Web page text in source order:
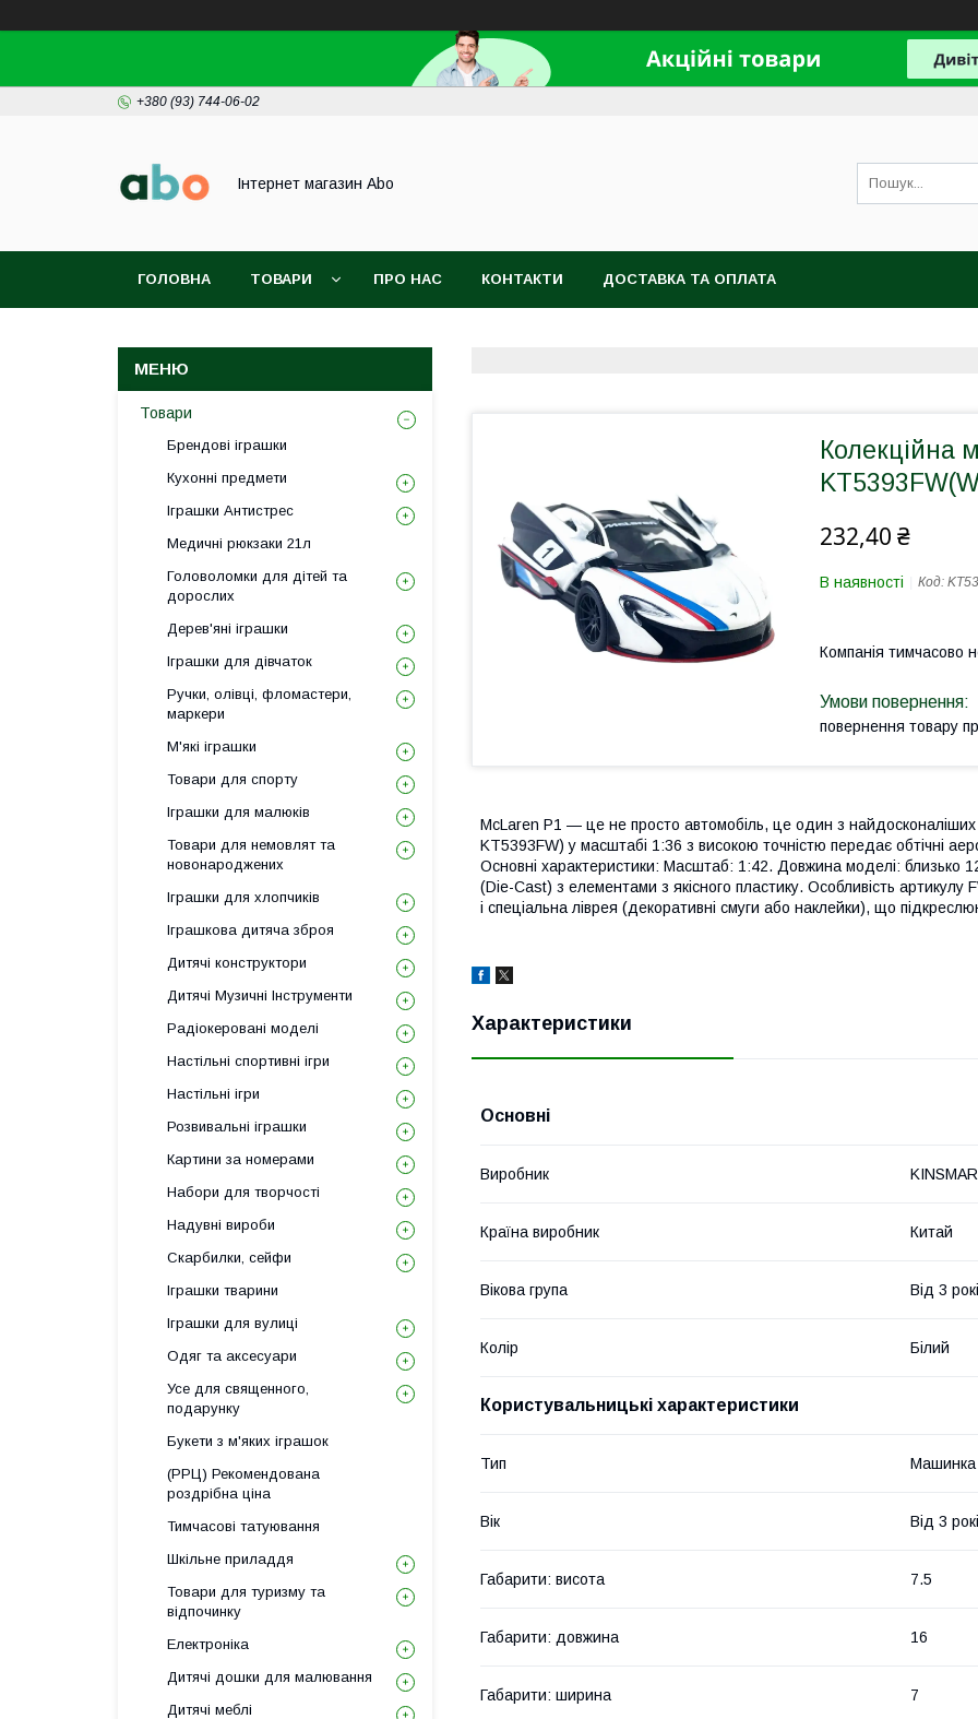
+380 (93) 744-06-02
Інтернет магазин Abo
ГОЛОВНА ТОВАРИ ПРО НАС КОНТАКТИ ДОСТАВКА ТА ОПЛАТА
Колекційна
232,40 ₴
В наявності Код:
Компанія тимчасово
повернення товару
McLaren P1 — це не просто автомобіль, це один з найдосконаліших
KT5393FW) у масштабі 1:36 з високою точністю передає обтічні
Основні характеристики: Масштаб: 1:42. Довжина моделі: близько
(Die-Cast) з елементами з якісного пластику. Особливість артикулу
і спеціальна ліврея (декоративні смуги або наклейки), що
Характеристики
Основні
Виробник
Країна виробник Китай
Вікова група Від 3
Колір Білий
Користувальницькі характеристики
Тип Машинка
Вік Від 3
Габарити: висота 7.5
Габарити: довжина 16
Габарити: ширина 7
Товари
Брендові іграшки
Кухонні предмети
Іграшки Антистрес
Медичні рюкзаки 21л
Головоломки для дітей та
дорослих
Дерев'яні іграшки
Іграшки для дівчаток
Ручки, олівці, фломастери,
маркери
М'які іграшки
Товари для спорту
Іграшки для малюків
Товари для немовлят та
новонароджених
Іграшки для хлопчиків
Іграшкова дитяча зброя
Дитячі конструктори
Дитячі Музичні Інструменти
Радіокеровані моделі
Настільні спортивні ігри
Настільні ігри
Розвивальні іграшки
Картини за номерами
Набори для творчості
Надувні вироби
Скарбилки, сейфи
Іграшки тварини
Іграшки для вулиці
Одяг та аксесуари
Усе для священного,
подарунку
Букети з м'яких іграшок
(РРЦ) Рекомендована
роздрібна ціна
Тимчасові татуювання
Шкільне приладдя
Товари для туризму та
відпочинку
Електроніка
Дитячі дошки для малювання
Дитячі меблі